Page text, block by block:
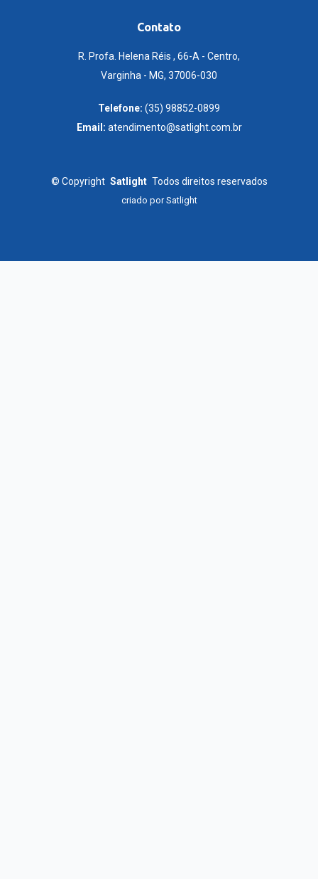
Contato
R. Profa. Helena Réis , 66-A - Centro,
Varginha - MG, 37006-030
Telefone: (35) 98852-0899
Email: atendimento@satlight.com.br
© Copyright Satlight Todos direitos reservados
criado porSatlight